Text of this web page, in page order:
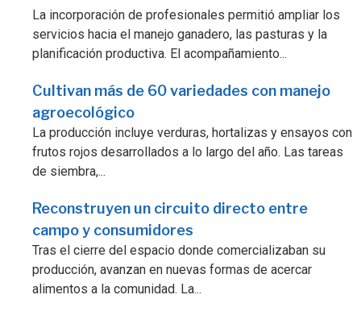
La incorporación de profesionales permitió ampliar los
servicios hacia el manejo ganadero, las pasturas y la
planificación productiva. El acompañamiento...
Cultivan más de 60 variedades con manejo
agroecológico
La producción incluye verduras, hortalizas y ensayos con
frutos rojos desarrollados a lo largo del año. Las tareas
de siembra,...
Reconstruyen un circuito directo entre
campo y consumidores
Tras el cierre del espacio donde comercializaban su
producción, avanzan en nuevas formas de acercar
alimentos a la comunidad. La...